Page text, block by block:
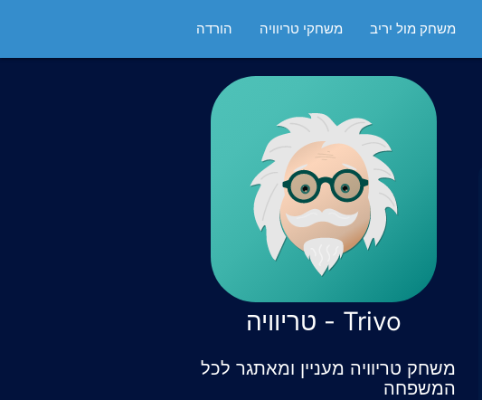
משחק מול יריב משחקי טריוויה הורדה
Trivo - טריוויה
משחק טריוויה מעניין ומאתגר לכל
המשפחה